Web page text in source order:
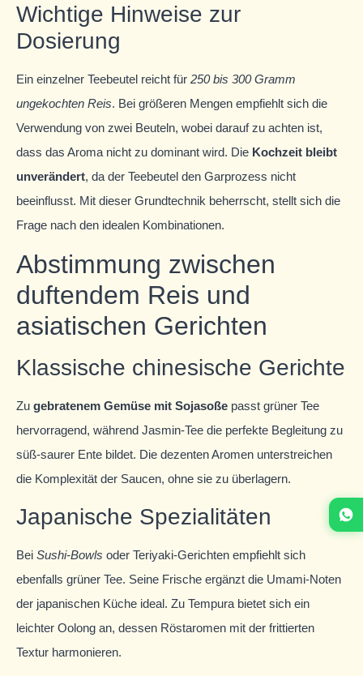
Wichtige Hinweise zur
Dosierung
Ein einzelner Teebeutel reicht für 250 bis 300 Gramm
ungekochten Reis. Bei größeren Mengen empfiehlt sich die
Verwendung von zwei Beuteln, wobei darauf zu achten ist,
dass das Aroma nicht zu dominant wird. Die Kochzeit bleibt
unverändert, da der Teebeutel den Garprozess nicht
beeinflusst. Mit dieser Grundtechnik beherrscht, stellt sich die
Frage nach den idealen Kombinationen.
Abstimmung zwischen
duftendem Reis und
asiatischen Gerichten
Klassische chinesische Gerichte
Zu gebratenem Gemüse mit Sojasoße passt grüner Tee
hervorragend, während Jasmin-Tee die perfekte Begleitung zu
süß-saurer Ente bildet. Die dezenten Aromen unterstreichen
die Komplexität der Saucen, ohne sie zu überlagern.
Japanische Spezialitäten
Bei Sushi-Bowls oder Teriyaki-Gerichten empfiehlt sich
ebenfalls grüner Tee. Seine Frische ergänzt die Umami-Noten
der japanischen Küche ideal. Zu Tempura bietet sich ein
leichter Oolong an, dessen Röstaromen mit der frittierten
Textur harmonieren.